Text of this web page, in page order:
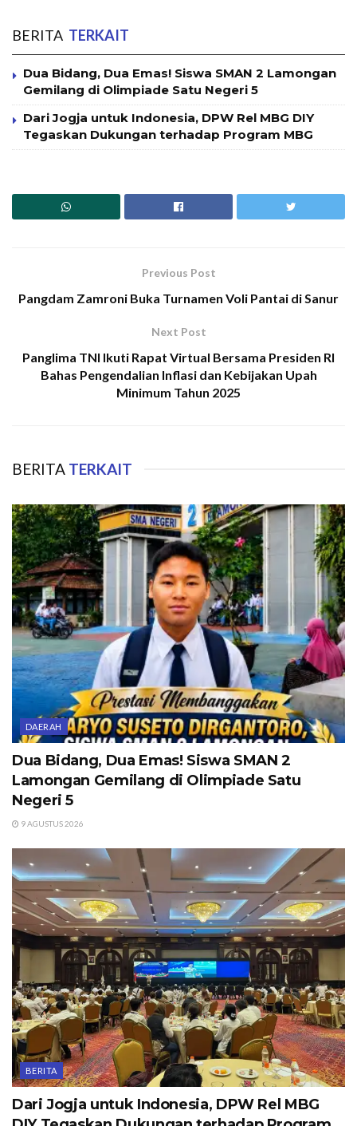
BERITA TERKAIT
Dua Bidang, Dua Emas! Siswa SMAN 2 Lamongan
Gemilang di Olimpiade Satu Negeri 5
Dari Jogja untuk Indonesia, DPW Rel MBG DIY
Tegaskan Dukungan terhadap Program MBG
Previous Post
Pangdam Zamroni Buka Turnamen Voli Pantai di Sanur
Next Post
Panglima TNI Ikuti Rapat Virtual Bersama Presiden RI
Bahas Pengendalian Inflasi dan Kebijakan Upah
Minimum Tahun 2025
BERITA TERKAIT
DAERAH
Dua Bidang, Dua Emas! Siswa SMAN 2
Lamongan Gemilang di Olimpiade Satu
Negeri 5
9 AGUSTUS 2026
BERITA
Dari Jogja untuk Indonesia, DPW Rel MBG